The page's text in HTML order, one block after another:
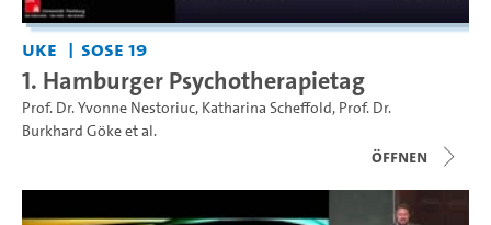
UKE SoSe 19
1. Hamburger Psychotherapietag
Prof. Dr. Yvonne Nestoriuc, Katharina Scheffold, Prof. Dr.
Burkhard Gökeet al.
Öffnen